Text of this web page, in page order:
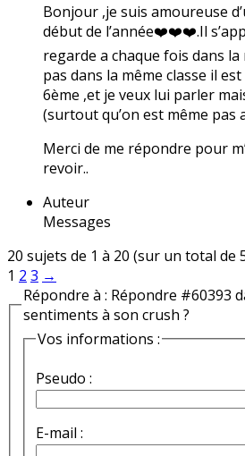
Bonjour ,je suis amoureuse
début de l’année❤️❤️❤️.Il
regarde a chaque fois dans
pas dans la même classe il
6ème ,et je veux lui parler
(surtout qu’on est même pas
Merci de me répondre pour
revoir..
Auteur
Messages
20 sujets de 1 à 20 (sur un total de
1 2 3 →
Répondre à : Répondre #60393
sentiments à son crush ?
Vos informations :
Pseudo :
E-mail :